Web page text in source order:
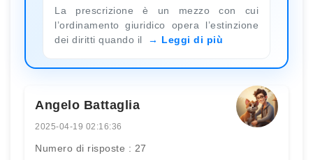
La prescrizione è un mezzo con cui
l’ordinamento giuridico opera l’estinzione
dei diritti quando il
Leggi di più
Angelo Battaglia
2025-04-19 02:16:36
Numero di risposte : 27